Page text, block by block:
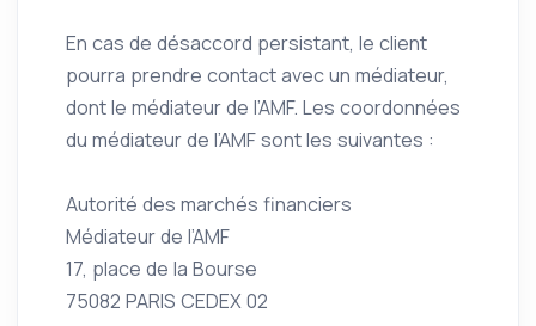
En cas de désaccord persistant, le client
pourra prendre contact avec un médiateur,
dont le médiateur de l’AMF. Les coordonnées
du médiateur de l’AMF sont les suivantes :
Autorité des marchés financiers
Médiateur de l’AMF
17, place de la Bourse
75082 PARIS CEDEX 02